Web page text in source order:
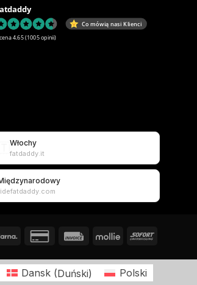
Co mówią nasi Klienci
4.65 (1005 opinii)
Włochy
fatdaddy.it
Dansk (Duński) Polski